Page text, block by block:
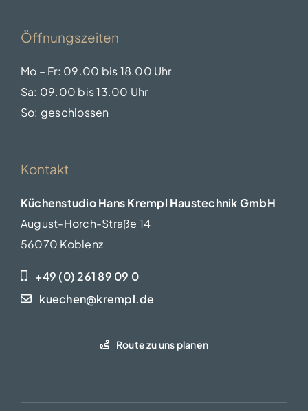
Öffnungszeiten
Mo – Fr: 09.00 bis 18.00 Uhr
Sa: 09.00 bis 13.00 Uhr
So: geschlossen
Kontakt
Küchenstudio Hans Krempl Haustechnik GmbH
August-Horch-Straße 14
56070 Koblenz
+49 (0) 261 89 09 0
kuechen@krempl.de
Route zu uns planen